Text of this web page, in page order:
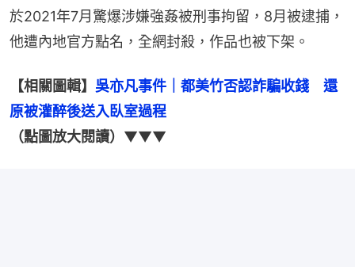
於2021年7月驚爆涉嫌強姦被刑事拘留，8月被逮捕，
他遭內地官方點名，全網封殺，作品也被下架。
【相關圖輯】 吳亦凡事件｜都美竹否認詐騙收錢　還
原被灌醉後送入臥室過程
（點圖放大閱讀） ▼▼▼